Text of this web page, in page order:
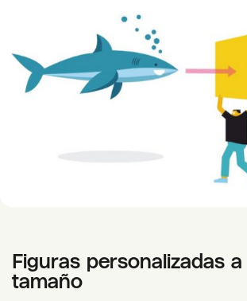
Figuras personalizadas
tamaño